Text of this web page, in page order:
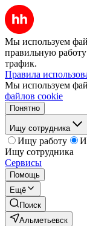
Мы используем
правильную работу
трафик.
Правила
Мы используем
файлов cookie
Понятно
Ищу сотрудника
Ищу работу
Ищу сотрудника
Сервисы
Помощь
Ещё
Поиск
Альметьевск